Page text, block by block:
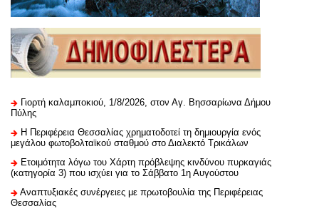
Γιορτή καλαμποκιού, 1/8/2026, στον Αγ. Βησσαρίωνα Δήμου
Πύλης
H Περιφέρεια Θεσσαλίας χρηματοδοτεί τη δημιουργία ενός
μεγάλου φωτοβολταϊκού σταθμού στο Διαλεκτό Τρικάλων
Ετοιμότητα λόγω του Χάρτη πρόβλεψης κινδύνου πυρκαγιάς
(κατηγορία 3) που ισχύει για το Σάββατο 1η Αυγούστου
Αναπτυξιακές συνέργειες με πρωτοβουλία της Περιφέρειας
Θεσσαλίας